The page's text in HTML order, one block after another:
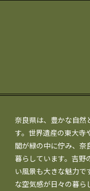
奈良県は、豊かな自然
す。世界遺産の東大寺
閣が緑の中に佇み、奈
暮らしています。吉野
い風景も大きな魅力で
な空気感が日々の暮